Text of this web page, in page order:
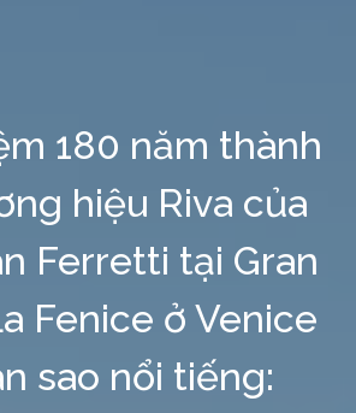
180 năm thành
hiệu Riva của
Ferretti tại Gran
Fenice ở Venice
sao nổi tiếng: